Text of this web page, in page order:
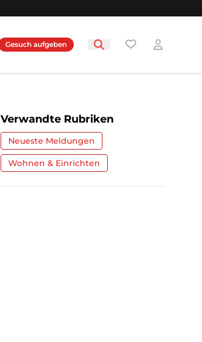
Gesuch aufgeben Favoriten
Login
Verwandte Rubriken
Neueste Meldungen
Wohnen & Einrichten